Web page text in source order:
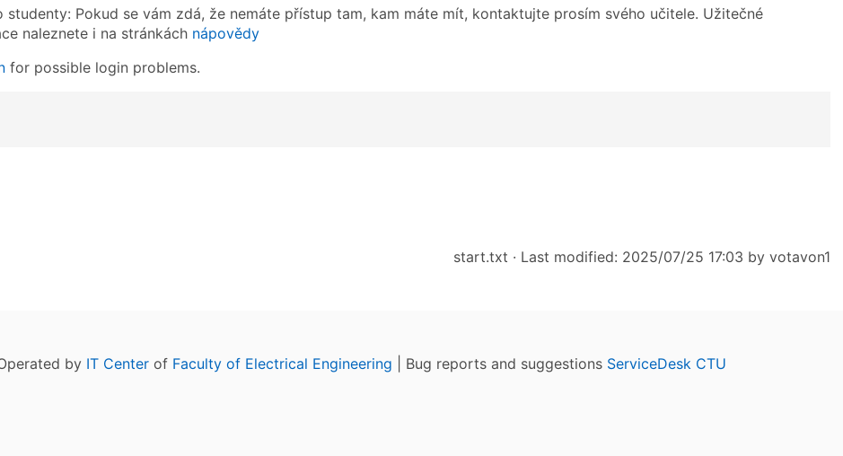
studenty: Pokud se vám zdá, že nemáte přístup tam, kam máte mít, kontaktujte prosím svého učitele. Užitečné
naleznete i na stránkách nápovědy
for possible login problems.
start.txt · Last modified: 2025/07/25 17:03 by votavon1
by IT Center of Faculty of Electrical Engineering | Bug reports and suggestions ServiceDesk CTU